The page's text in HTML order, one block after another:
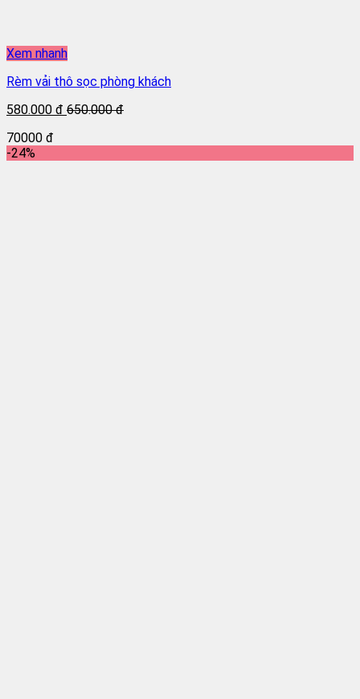
Xem nhanh
Rèm vải thô sọc phòng khách
580.000 đ 650.000 đ
70000 đ
-24%